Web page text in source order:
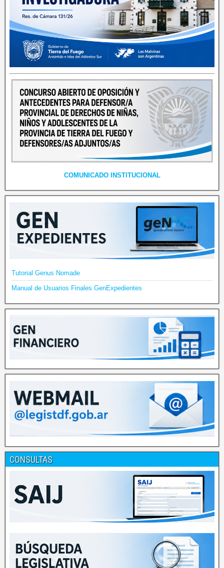
COMUNICADO INSTITUCIONAL
Tutorial Genus Nomade
Manual de Usuarios Finales GenExpedientes
CONSULTAS